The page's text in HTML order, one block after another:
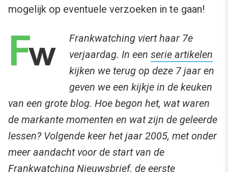
mogelijk op eventuele verzoeken in te gaan!
Frankwatching viert haar 7e
verjaardag. In een serie artikelen
kijken we terug op deze 7 jaar en
geven we een kijkje in de keuken
van een grote blog. Hoe begon het, wat waren
de markante momenten en wat zijn de geleerde
lessen? Volgende keer het jaar 2005, met onder
meer aandacht voor de start van de
Frankwatching Nieuwsbrief, de eerste